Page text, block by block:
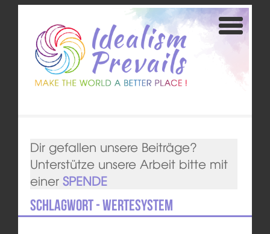
Dir gefallen unsere Beiträge?
Unterstütze unsere Arbeit bitte mit
einer SPENDE
Schlagwort - Wertesystem